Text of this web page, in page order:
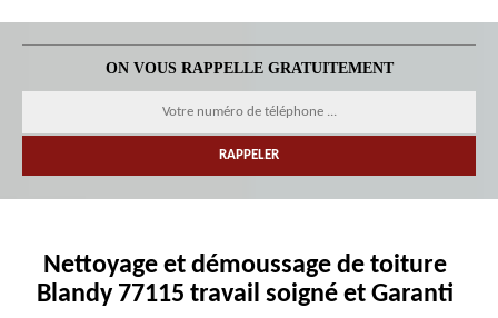
ON VOUS RAPPELLE GRATUITEMENT
Nettoyage et démoussage de toiture
Blandy 77115 travail soigné et Garanti